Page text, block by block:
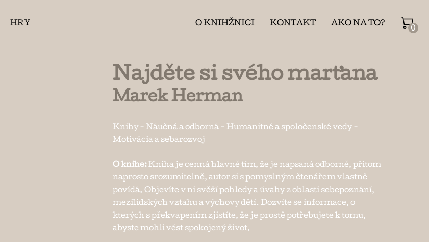
HRY O KNIHŽNICI KONTAKT AKO NA TO?
0
Najděte si svého marťana
Marek Herman
Knihy - Náučná a odborná - Humanitné a spoločenské vedy -
Motivácia a sebarozvoj
O knihe: Kniha je cenná hlavně tím, že je napsaná odborně, přitom
naprosto srozumitelně, autor si s pomyslným čtenářem vlastně
povídá. Objevíte v ni svěží pohledy a úvahy z oblasti sebepoznání,
mezilidských vztahu a výchovy dětí. Dozvíte se informace, o
kterých s překvapením zjistíte, že je prostě potřebujete k tomu,
abyste mohli vést spokojený život.